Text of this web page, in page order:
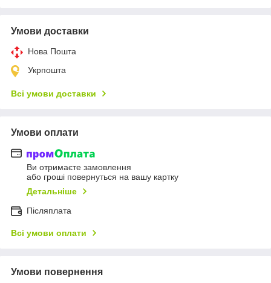
Умови доставки
Нова Пошта
Укрпошта
Всі умови доставки
Умови оплати
Ви отримаєте замовлення
або гроші повернуться на вашу картку
Детальніше
Післяплата
Всі умови оплати
Умови повернення